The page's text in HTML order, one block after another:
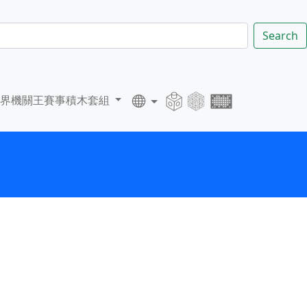
Search
機關王賽事積木套組